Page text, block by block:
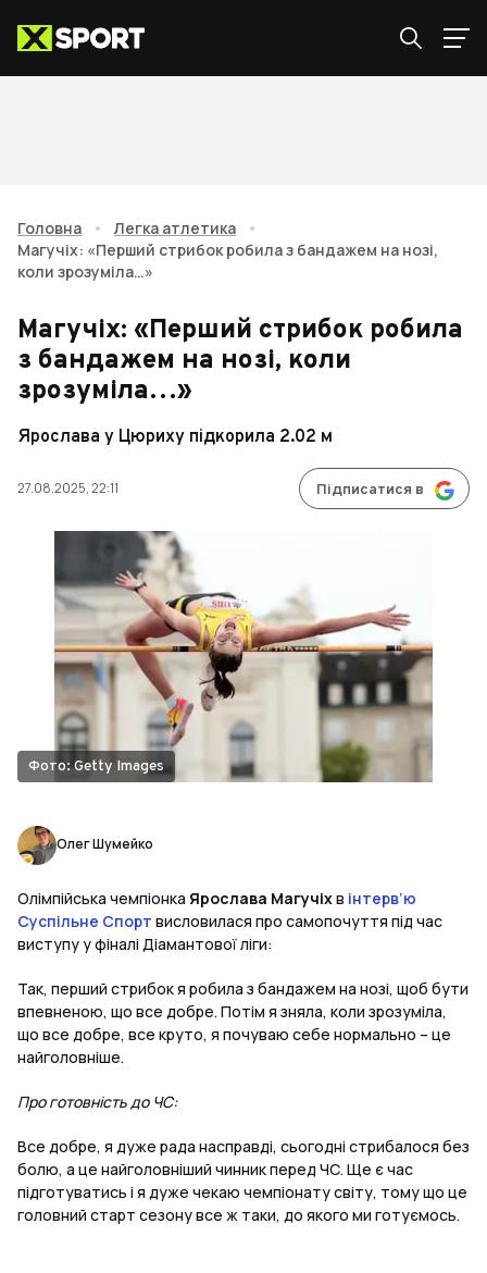
Головна • Легка атлетика
•
Магучіх: «Перший стрибок робила з бандажем на нозі,
коли зрозуміла…»
Магучіх: «Перший стрибок робила
з бандажем на нозі, коли
зрозуміла…»
Ярослава у Цюриху підкорила 2.02 м
27.08.2025, 22:11 Підписатися в
Фото: Getty Images
Олег Шумейко
Олімпійська чемпіонка Ярослава Магучіхв інтерв’ю
Суспільне Спорт висловилася про самопочуття під час
виступу у фіналі Діамантової ліги:
Так, перший стрибок я робила з бандажем на нозі, щоб бути
впевненою, що все добре. Потім я зняла, коли зрозуміла,
що все добре, все круто, я почуваю себе нормально – це
найголовніше.
Про готовність до ЧС:
Все добре, я дуже рада насправді, сьогодні стрибалося без
болю, а це найголовніший чинник перед ЧС. Ще є час
підготуватись і я дуже чекаю чемпіонату світу, тому що це
головний старт сезону все ж таки, до якого ми готуємось.